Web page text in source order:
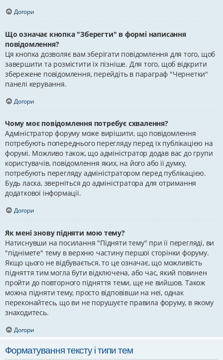
Догори
Що означає кнопка "Зберегти" в формі написання
повідомлення?
Ця кнопка дозволяє вам зберігати повідомлення для того, щоб
завершити та розмістити їх пізніше. Для того, щоб відкрити
збережене повідомлення, перейдіть в параграф "Чернетки"
панелі керування.
Догори
Чому моє повідомлення потребує схвалення?
Адміністратор форуму може вирішити, що повідомлення
потребують попереднього перегляду перед їх публікацією на
форумі. Можливо також, що адміністратор додав вас до групи
користувачів, повідомлення яких, на його або її думку,
потребують перегляду адміністратором перед публікацією.
Будь ласка, зверніться до адміністратора для отримання
додаткової інформації.
Догори
Як мені знову підняти мою тему?
Натиснувши на посилання "Підняти тему" при її перегляді, ви
"піднімете" тему в верхню частину першої сторінки форуму.
Якщо цього не відбувається, то це означає, що можливість
підняття тим могла бути відключена, або час, який повинен
пройти до повторного підняття теми, ще не вийшов. Також
можна підняти тему, просто відповівши на неї, однак
переконайтесь, що ви не порушуєте правила форуму, в якому
знаходитесь.
Догори
Форматування тексту і типи тем